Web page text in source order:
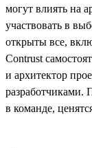
могут влиять на
участвовать в
открыты все,
Contrust
и архитектор
разработчиками.
в команде,